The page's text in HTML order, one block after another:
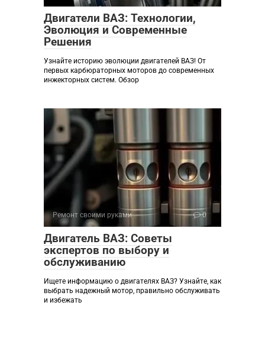
Двигатели ВАЗ: Технологии,
Эволюция и Современные
Решения
Узнайте историю эволюции двигателей ВАЗ! От
первых карбюраторных моторов до современных
инжекторных систем. Обзор
Ремонт своими руками 0
Двигатель ВАЗ: Советы
экспертов по выбору и
обслуживанию
Ищете информацию о двигателях ВАЗ? Узнайте, как
выбрать надежный мотор, правильно обслуживать
и избежать